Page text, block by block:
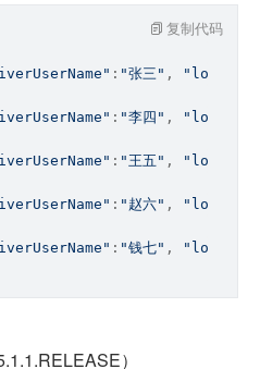
: "张三" ,
: "李四" ,
: "王五" ,
: "赵六" ,
: "钱七" ,
复制代码
）